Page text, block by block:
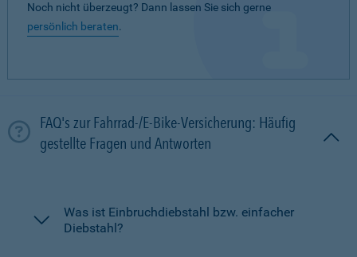
Noch nicht überzeugt? Dann lassen Sie sich gerne
persönlich beraten.
FAQ's zur Fahrrad-/E-Bike-Versicherung: Häufig
gestellte Fragen und Antworten
Was ist Einbruchdiebstahl bzw. einfacher
Diebstahl?